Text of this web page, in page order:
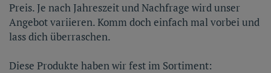
Preis. Je nach Jahreszeit und Nachfrage wird unser
Angebot variieren. Komm doch einfach mal vorbei und
lass dich überraschen.
Diese Produkte haben wir fest im Sortiment: